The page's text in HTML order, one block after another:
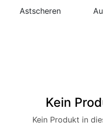
Astscheren
Kein
Kein Produkt in